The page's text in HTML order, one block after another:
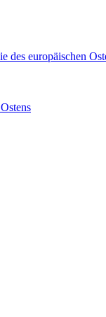
des europäischen